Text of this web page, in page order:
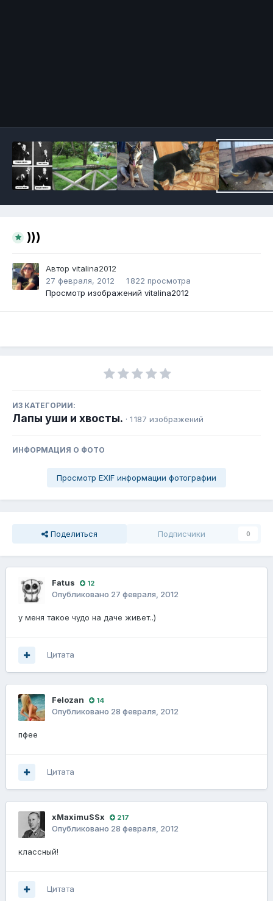
)))
Автор vitalina2012
27 февраля, 2012
1 822 просмотра
Просмотр изображений vitalina2012
ИЗ КАТЕГОРИИ:
Лапы уши и хвосты. · 1 187 изображений
ИНФОРМАЦИЯ О ФОТО
Просмотр EXIF информации фотографии
Поделиться Подписчики 0
Fatus 12
Опубликовано 27 февраля, 2012
у меня такое чудо на даче живет..)
Цитата
Felozаn 14
Опубликовано 28 февраля, 2012
пфее
Цитата
xMaximuSSx 217
Опубликовано 28 февраля, 2012
классный!
Цитата